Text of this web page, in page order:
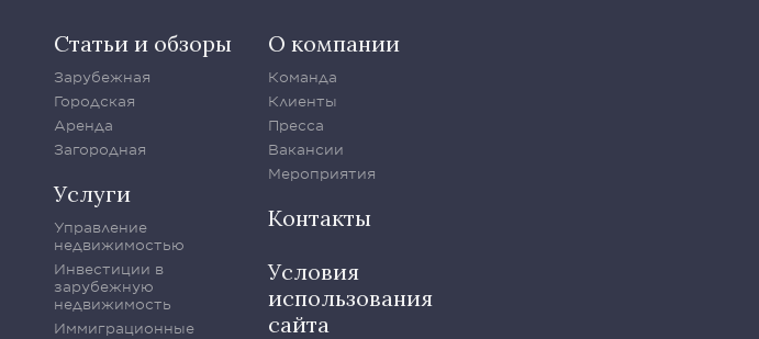
Статьи и обзоры
Зарубежная
Городская
Аренда
Загородная
Услуги
Управление
недвижимостью
Инвестиции в
зарубежную
недвижимость
Иммиграционные
О компании
Команда
Клиенты
Пресса
Вакансии
Мероприятия
Контакты
Условия
использования
сайта